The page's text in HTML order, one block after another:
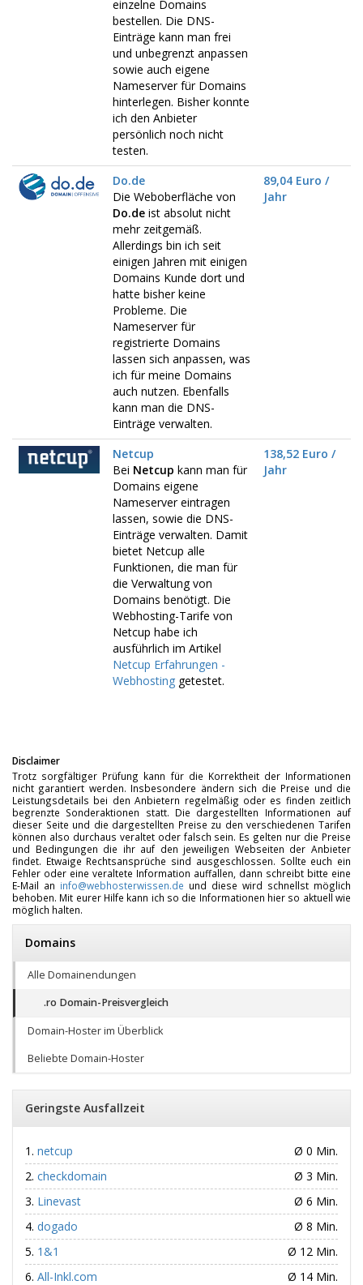
einzelne Domains
bestellen. Die DNS-
Einträge kann man frei
und unbegrenzt anpassen
sowie auch eigene
Nameserver für Domains
hinterlegen. Bisher konnte
ich den Anbieter
persönlich noch nicht
testen.
Do.de
Die Weboberfläche von
Do.de ist absolut nicht
mehr zeitgemäß.
Allerdings bin ich seit
einigen Jahren mit einigen
Domains Kunde dort und
hatte bisher keine
Probleme. Die
Nameserver für
registrierte Domains
lassen sich anpassen, was
ich für meine Domains
auch nutzen. Ebenfalls
kann man die DNS-
Einträge verwalten.
89,04 Euro /
Jahr
Netcup
Bei Netcup kann man für
Domains eigene
Nameserver eintragen
lassen, sowie die DNS-
Einträge verwalten. Damit
bietet Netcup alle
Funktionen, die man für
die Verwaltung von
Domains benötigt. Die
Webhosting-Tarife von
Netcup habe ich
ausführlich im Artikel
Netcup Erfahrungen -
Webhosting getestet.
138,52 Euro /
Jahr
Disclaimer
Trotz sorgfältiger Prüfung kann für die Korrektheit der Informationen
nicht garantiert werden. Insbesondere ändern sich die Preise und die
Leistungsdetails bei den Anbietern regelmäßig oder es finden zeitlich
begrenzte Sonderaktionen statt. Die dargestellten Informationen auf
dieser Seite und die dargestellten Preise zu den verschiedenen Tarifen
können also durchaus veraltet oder falsch sein. Es gelten nur die Preise
und Bedingungen die ihr auf den jeweiligen Webseiten der Anbieter
findet. Etwaige Rechtsansprüche sind ausgeschlossen. Sollte euch ein
Fehler oder eine veraltete Information auffallen, dann schreibt bitte eine
E-Mail an info@webhosterwissen.de und diese wird schnellst möglich
behoben. Mit eurer Hilfe kann ich so die Informationen hier so aktuell wie
möglich halten.
Domains
Alle Domainendungen
.ro Domain-Preisvergleich
Domain-Hoster im Überblick
Beliebte Domain-Hoster
Geringste Ausfallzeit
netcup
Ø 0 Min.
checkdomain
Ø 3 Min.
Linevast
Ø 6 Min.
dogado
Ø 8 Min.
1&1
Ø 12 Min.
All-Inkl.com
Ø 14 Min.